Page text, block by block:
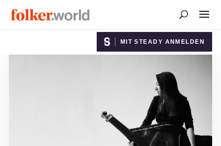
MIT STEADY ANMELDEN